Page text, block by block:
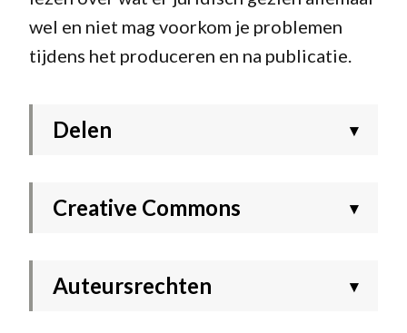
wel en niet mag voorkom je problemen
tijdens het produceren en na publicatie.
Delen ▾
Creative Commons ▾
Auteursrechten ▾